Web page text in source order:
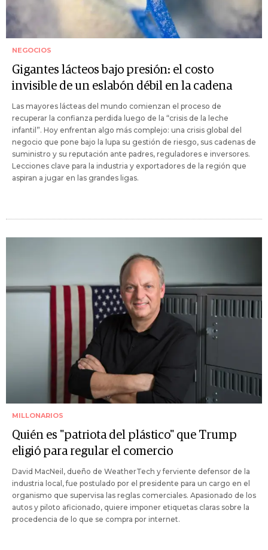
NEGOCIOS
Gigantes lácteos bajo presión: el costo
invisible de un eslabón débil en la cadena
Las mayores lácteas del mundo comienzan el proceso de
recuperar la confianza perdida luego de la “crisis de la leche
infantil”. Hoy enfrentan algo más complejo: una crisis global del
negocio que pone bajo la lupa su gestión de riesgo, sus cadenas de
suministro y su reputación ante padres, reguladores e inversores.
Lecciones clave para la industria y exportadores de la región que
aspiran a jugar en las grandes ligas.
MILLONARIOS
Quién es "patriota del plástico" que Trump
eligió para regular el comercio
David MacNeil, dueño de WeatherTech y ferviente defensor de la
industria local, fue postulado por el presidente para un cargo en el
organismo que supervisa las reglas comerciales. Apasionado de los
autos y piloto aficionado, quiere imponer etiquetas claras sobre la
procedencia de lo que se compra por internet.